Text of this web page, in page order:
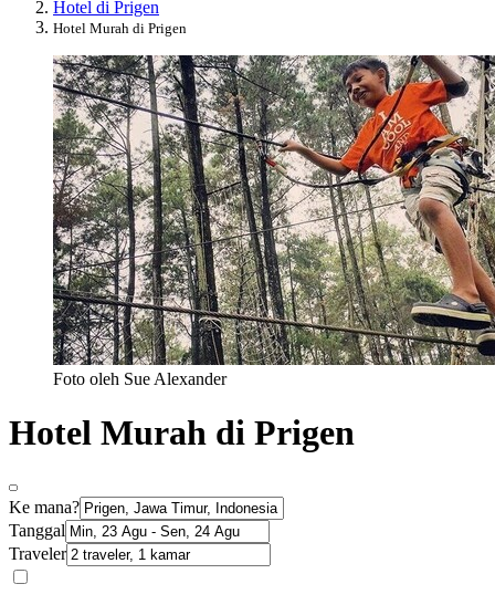
Hotel di Prigen
Hotel Murah di Prigen
Foto oleh Sue Alexander
Hotel Murah di Prigen
Ke mana?
Tanggal
Traveler